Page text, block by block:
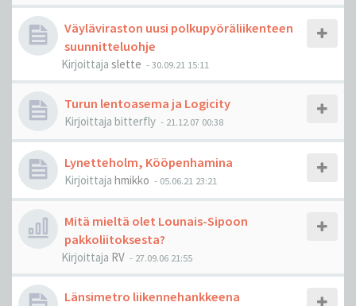
Väyläviraston uusi polkupyöräliikenteen
suunnitteluohje
Kirjoittaja slette -30.09.21 15:11
Turun lentoasema ja Logicity
Kirjoittaja bitterfly - 21.12.07 00:38
Lynetteholm, Kööpenhamina
Kirjoittaja hmikko - 05.06.21 23:21
Mitä mieltä olet Lounais-Sipoon
pakkoliitoksesta?
Kirjoittaja RV - 27.09.06 21:55
Länsimetro liikennehankkeena